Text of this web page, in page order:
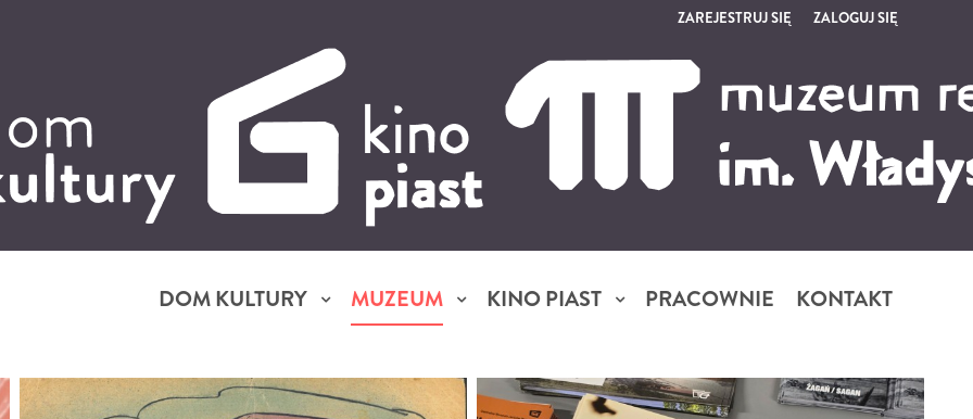
ZAREJESTRUJ SIĘ ZALOGUJ SIĘ
0,00
14
DOM KULTURY MUZEUM KINO PIAST PRACOWNIE KONTAKT